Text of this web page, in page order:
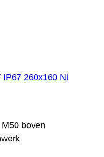
IP67 260x160 Ni
boven